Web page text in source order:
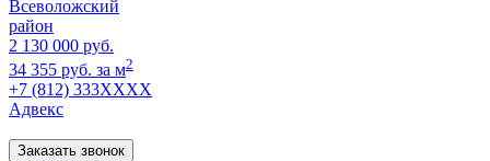
Всеволожский
район
2 130 000 руб.
34 355 руб. за м2
+7 (812) 333XXXX
Адвекс
Заказать звонок